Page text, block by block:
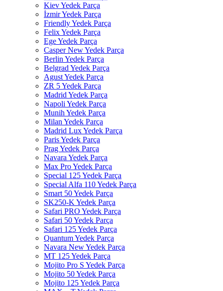
Kiev Yedek Parça
İzmir Yedek Parça
Friendly Yedek Parça
Felix Yedek Parça
Ege Yedek Parça
Casper New Yedek Parça
Berlin Yedek Parça
Belgrad Yedek Parça
Agust Yedek Parça
ZR 5 Yedek Parça
Madrid Yedek Parça
Napoli Yedek Parça
Munih Yedek Parça
Milan Yedek Parça
Madrid Lux Yedek Parça
Paris Yedek Parça
Prag Yedek Parça
Navara Yedek Parça
Max Pro Yedek Parça
Special 125 Yedek Parça
Special Alfa 110 Yedek Parça
Smart 50 Yedek Parça
SK250-K Yedek Parça
Safari PRO Yedek Parça
Safari 50 Yedek Parça
Safari 125 Yedek Parça
Quantum Yedek Parça
Navara New Yedek Parça
MT 125 Yedek Parça
Mojito Pro S Yedek Parça
Mojito 50 Yedek Parça
Mojito 125 Yedek Parça